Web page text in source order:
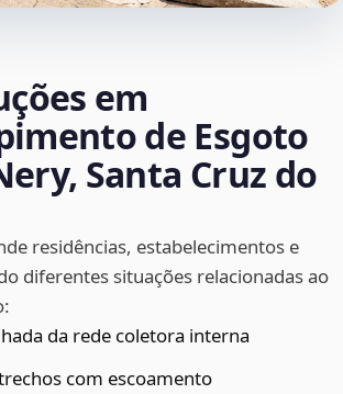
em
de Esgoto
Santa Cruz do
residências, estabelecimentos e
diferentes situações relacionadas ao
da rede coletora interna
com escoamento